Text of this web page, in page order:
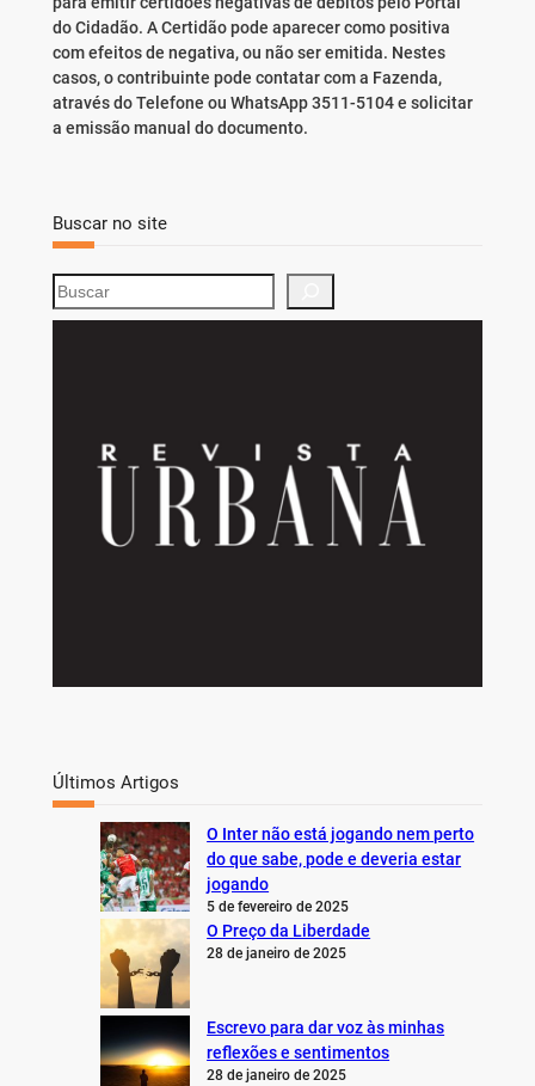
do Cidadão. A Certidão pode aparecer como positiva
com efeitos de negativa, ou não ser emitida. Nestes
casos, o contribuinte pode contatar com a Fazenda,
através do Telefone ou WhatsApp 3511-5104 e solicitar
a emissão manual do documento.
Buscar no site
S
e
Últimos Artigos
O Inter não está jogando nem perto
do que sabe, pode e deveria estar
jogando
5 de fevereiro de 2025
O Preço da Liberdade
28 de janeiro de 2025
Escrevo para dar voz às minhas
reflexões e sentimentos
28 de janeiro de 2025